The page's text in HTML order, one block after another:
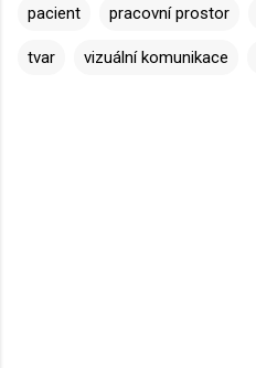
pacient pracovní prostor
tvar vizuální komunikace